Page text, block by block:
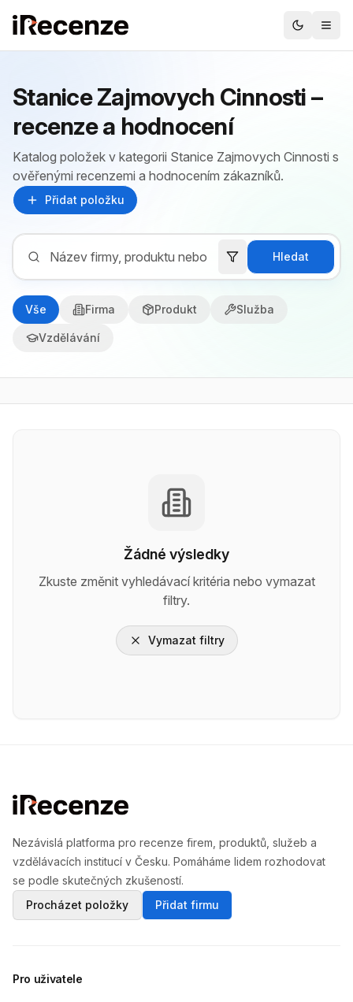
Stanice Zajmovych Cinnosti –
recenze a hodnocení
Katalog položek v kategorii Stanice Zajmovych Cinnosti s
ověřenými recenzemi a hodnocením zákazníků.
Přidat položku
Hledat
Vše Firma Produkt Služba
Vzdělávání
Žádné výsledky
Zkuste změnit vyhledávací kritéria nebo vymazat
filtry.
Vymazat filtry
Nezávislá platforma pro recenze firem, produktů, služeb a
vzdělávacích institucí v Česku. Pomáháme lidem rozhodovat
se podle skutečných zkušeností.
Procházet položky
Přidat firmu
Pro uživatele